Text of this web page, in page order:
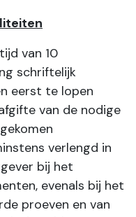
van 10
schriftelijk
eerst te lopen
van de nodige
verlengd in
bij het
evenals bij het
proeven en van